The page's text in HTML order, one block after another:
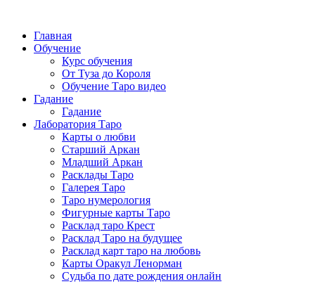
Главная
Обучение
Курс обучения
От Туза до Короля
Обучение Таро видео
Гадание
Гадание
Лаборатория Таро
Карты о любви
Старший Аркан
Младший Аркан
Расклады Таро
Галерея Таро
Таро нумерология
Фигурные карты Таро
Расклад таро Крест
Расклад Таро на будущее
Расклад карт таро на любовь
Карты Оракул Ленорман
Судьба по дате рождения онлайн